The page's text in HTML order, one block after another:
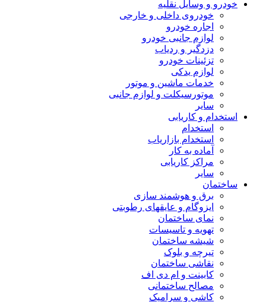
خودرو و وسایل نقلیه
خودروی داخلی و خارجی
اجاره خودرو
لوازم جانبی خودرو
دزدگیر و ردیاب
تزئینات خودرو
لوازم یدکی
خدمات ماشین و موتور
موتورسیکلت و لوازم جانبی
سایر
استخدام و کاریابی
استخدام
استخدام بازاریاب
آماده به کار
مراکز کاریابی
سایر
ساختمان
برق و هوشمند سازی
ایزوگام و عایقهای رطوبتی
نمای ساختمان
تهویه و تاسیسات
شیشه ساختمان
تیرچه و بلوک
نقاشی ساختمان
کابینت و ام دی اف
مصالح ساختمانی
کاشی و سرامیک